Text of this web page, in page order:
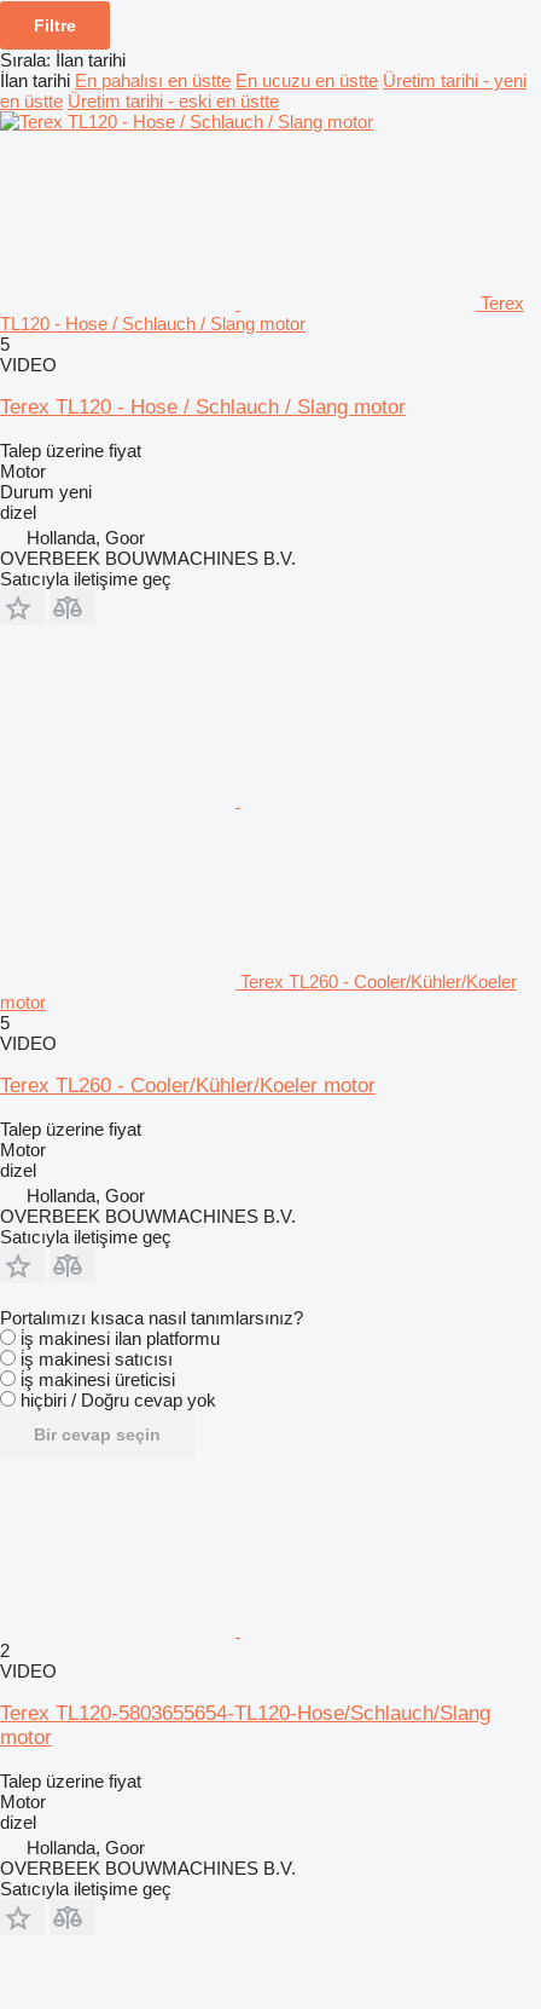
Filtre
Sırala: İlan tarihi
İlan tarihi En pahalısı en üstte En ucuzu en üstte Üretim tarihi - yeni
en üstte Üretim tarihi - eski en üstte
Terex
TL120 - Hose / Schlauch / Slang motor
5
VIDEO
Terex TL120 - Hose / Schlauch / Slang motor
Talep üzerine fiyat
Motor
Durum yeni
dizel
Hollanda, Goor
OVERBEEK BOUWMACHINES B.V.
Satıcıyla iletişime geç
Terex TL260 - Cooler/Kühler/Koeler
motor
5
VIDEO
Terex TL260 - Cooler/Kühler/Koeler motor
Talep üzerine fiyat
Motor
dizel
Hollanda, Goor
OVERBEEK BOUWMACHINES B.V.
Satıcıyla iletişime geç
Portalımızı kısaca nasıl tanımlarsınız?
i̇ş makinesi ilan platformu
i̇ş makinesi satıcısı
i̇ş makinesi üreticisi
hiçbiri / Doğru cevap yok
Bir cevap seçin
2
VIDEO
Terex TL120-5803655654-TL120-Hose/Schlauch/Slang
motor
Talep üzerine fiyat
Motor
dizel
Hollanda, Goor
OVERBEEK BOUWMACHINES B.V.
Satıcıyla iletişime geç